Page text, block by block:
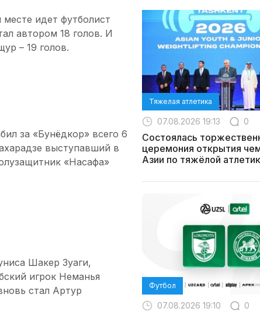
идет футболист
автором 18 голов. И
– 19 голов.
за «Бунёдкор» всего 6
выступавший в
«Насафа»
Шакер Зуаги,
игрок Неманья
стал Артур
Тяжелая атлетика
07.08.2026 19:13 0
Состоялась
церемония открытия
Азии по тяжёлой
Футбол
07.08.2026 19:10 0